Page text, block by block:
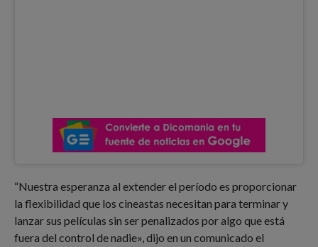
“Nuestra esperanza al extender el período es proporcionar
la flexibilidad que los cineastas necesitan para terminar y
lanzar sus películas sin ser penalizados por algo que está
fuera del control de nadie», dijo en un comunicado el